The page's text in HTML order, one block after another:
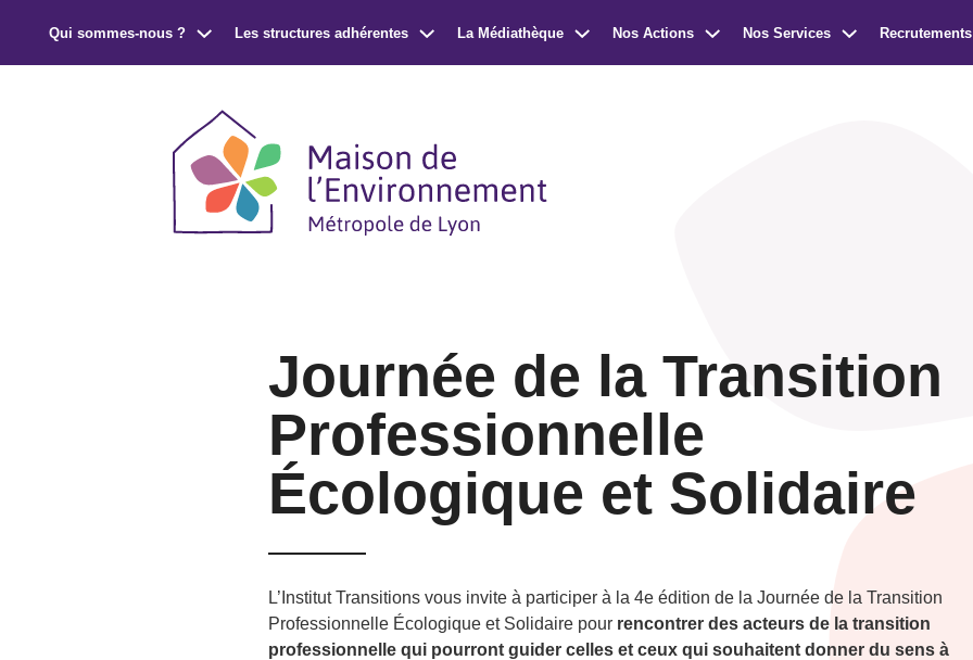
Qui sommes-nous ? Les structures adhérentes La Médiathèque Nos Actions Nos Services Recrutements
Journée de la Transition
Professionnelle
Écologique et Solidaire
L’Institut Transitions vous invite à participer à la 4e édition de la Journée de la Transition
Professionnelle Écologique et Solidaire pour rencontrer des acteurs de la transition
professionnelle qui pourront guider celles et ceux qui souhaitent donner du sens à